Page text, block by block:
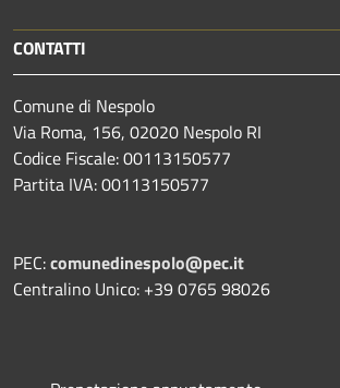
CONTATTI
Comune di Nespolo
Via Roma, 156, 02020 Nespolo RI
Codice Fiscale: 00113150577
Partita IVA: 00113150577
PEC:comunedinespolo@pec.it
Centralino Unico: +39 0765 98026